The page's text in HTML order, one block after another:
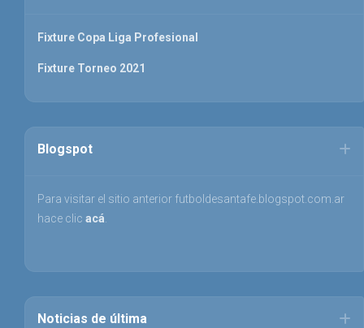
Fixture Copa Liga Profesional
Fixture Torneo 2021
Blogspot
Para visitar el sitio anterior futboldesantafe.blogspot.com.ar
hace clic acá.
Noticias de última